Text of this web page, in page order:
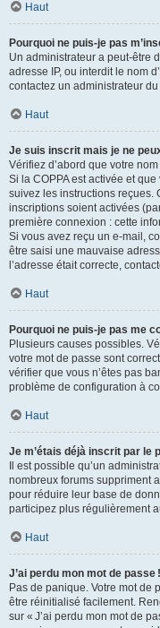
Haut
Pourquoi ne puis-je pas
Un administrateur a peut-être
adresse IP, ou interdit le nom
contactez un administrateur du
Haut
Je suis inscrit mais je ne
Vérifiez d’abord que votre
Si la COPPA est activée et
suivez les instructions reçues.
inscriptions soient activées
première connexion : cette
Si vous avez reçu un e-mail,
être saisi une mauvaise
l’adresse était correcte,
Haut
Pourquoi ne puis-je pas me
Plusieurs causes possibles.
votre mot de passe sont
vérifier que vous n’êtes pas
problème de configuration à
Haut
Je m’étais déjà inscrit par le
Il est possible qu’un
nombreux forums suppriment
pour réduire leur base de
participez plus régulièrement
Haut
J’ai perdu mon mot de passe !
Pas de panique. Votre mot de
être réinitialisé facilement.
sur « J’ai perdu mon mot de